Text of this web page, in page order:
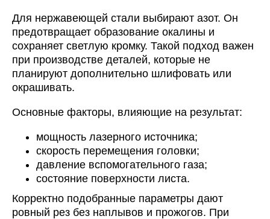
Для нержавеющей стали выбирают азот. Он
предотвращает образование окалины и
сохраняет светлую кромку. Такой подход важен
при производстве деталей, которые не
планируют дополнительно шлифовать или
окрашивать.
Основные факторы, влияющие на результат:
мощность лазерного источника;
скорость перемещения головки;
давление вспомогательного газа;
состояние поверхности листа.
Корректно подобранные параметры дают
ровный рез без наплывов и прожогов. При